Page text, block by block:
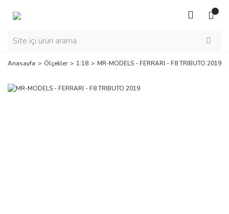
Anasayfa Ölçekler 1:18 MR-MODELS - FERRARI - F8 TRIBUTO 2019